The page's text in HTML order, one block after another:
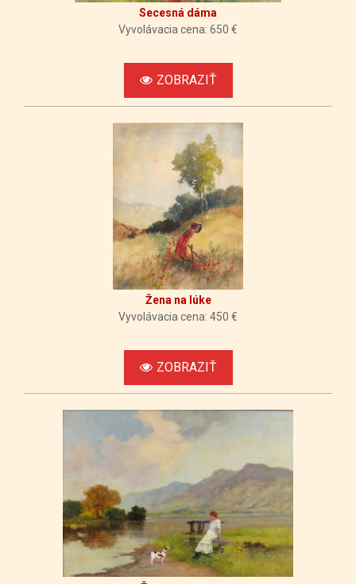
Secesná dáma
Vyvolávacia cena: 650 €
ZOBRAZIŤ
Žena na lúke
Vyvolávacia cena: 450 €
ZOBRAZIŤ